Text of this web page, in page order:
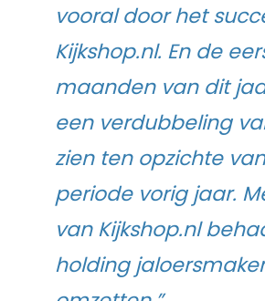
vooral door het
Kijkshop.nl. En de
maanden van dit
een verdubbeling
zien ten opzichte
periode vorig jaar.
van Kijkshop.nl
holding